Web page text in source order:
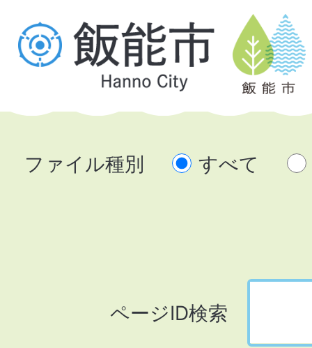
ファイル種別 すべて
ページID検索